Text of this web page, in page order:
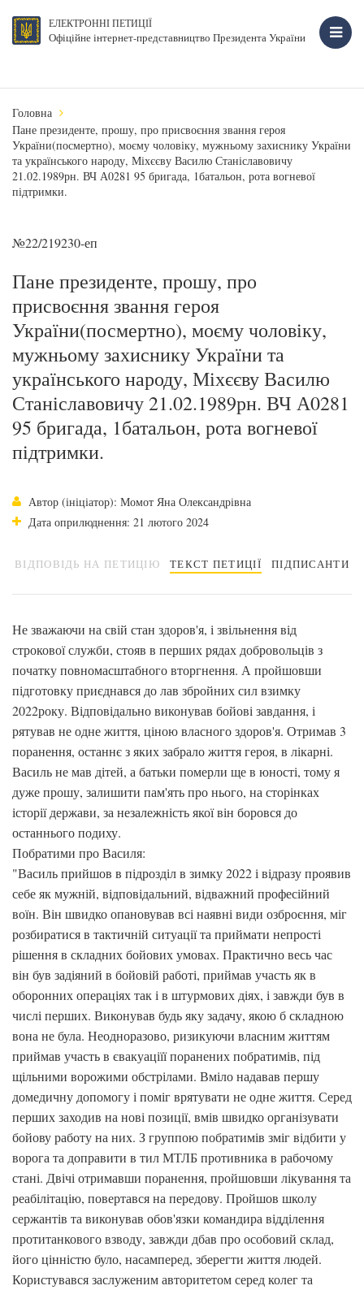
ЕЛЕКТРОННІ ПЕТИЦІЇ
Офіційне інтернет-представництво Президента України
Головна
Пане президенте, прошу, про присвоєння звання героя
України(посмертно), моєму чоловіку, мужньому захиснику України
та українського народу, Міхєєву Василю Станіславовичу
21.02.1989рн. ВЧ А0281 95 бригада, 1батальон, рота вогневої
підтримки.
№22/219230-еп
Пане президенте, прошу, про
присвоєння звання героя
України(посмертно), моєму чоловіку,
мужньому захиснику України та
українського народу, Міхєєву Василю
Станіславовичу 21.02.1989рн. ВЧ А0281
95 бригада, 1батальон, рота вогневої
підтримки.
Автор (ініціатор): Момот Яна Олександрівна
Дата оприлюднення: 21 лютого 2024
ВІДПОВІДЬ НА ПЕТИЦІЮ ТЕКСТ ПЕТИЦІЇ ПІДПИСАНТИ
Не зважаючи на свій стан здоров'я, і звільнення від
строкової служби, стояв в перших рядах добровольців з
початку повномасштабного вторгнення. А пройшовши
підготовку приєднався до лав збройних сил взимку
2022року. Відповідально виконував бойові завдання, і
рятував не одне життя, ціною власного здоров'я. Отримав 3
поранення, останнє з яких забрало життя героя, в лікарні.
Василь не мав дітей, а батьки померли ще в юності, тому я
дуже прошу, залишити пам'ять про нього, на сторінках
історії держави, за незалежність якої він боровся до
останнього подиху.
Побратими про Василя:
"Василь прийшов в підрозділ в зимку 2022 і відразу проявив
себе як мужній, відповідальний, відважний професійний
воїн. Він швидко опановував всі наявні види озброєння, міг
розбиратися в тактичній ситуації та приймати непрості
рішення в складних бойових умовах. Практично весь час
він був задіяний в бойовій работі, приймав участь як в
оборонних операціях так і в штурмових діях, і завжди був в
числі перших. Виконував будь яку задачу, якою б складною
вона не була. Неодноразово, ризикуючи власним життям
приймав участь в євакуаціїї поранених побратимів, під
щільними ворожими обстрілами. Вміло надавав першу
домедичну допомогу і поміг врятувати не одне життя. Серед
перших заходив на нові позиції, вмів швидко організувати
бойову работу на них. З группою побратимів зміг відбити у
ворога та доправити в тил МТЛБ противника в рабочому
стані. Двічі отримавши поранення, пройшовши лікування та
реабілітацію, повертався на передову. Пройшов школу
сержантів та виконував обов'язки командира відділення
протитанкового взводу, завжди дбав про особовий склад,
його цінністю було, насамперед, зберегти життя людей.
Користувався заслуженим авторитетом серед колег та